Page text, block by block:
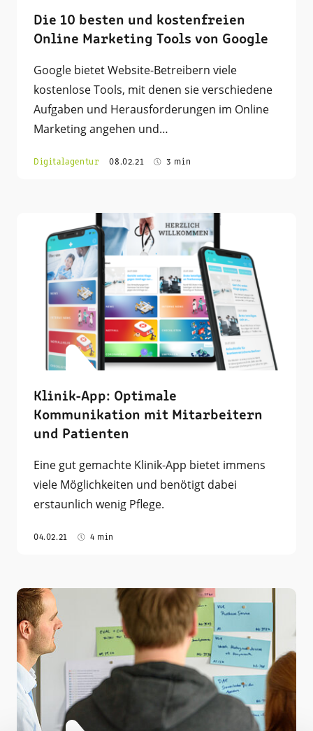
Die 10 besten und kostenfreien
Online Marketing Tools von Google
Google bietet Website-Betreibern viele
kostenlose Tools, mit denen sie verschiedene
Aufgaben und Herausforderungen im Online
Marketing angehen und…
Digitalagentur 08.02.21 3 min
Klinik-App: Optimale
Kommunikation mit Mitarbeitern
und Patienten
Eine gut gemachte Klinik-App bietet immens
viele Möglichkeiten und benötigt dabei
erstaunlich wenig Pflege.
04.02.21 4 min